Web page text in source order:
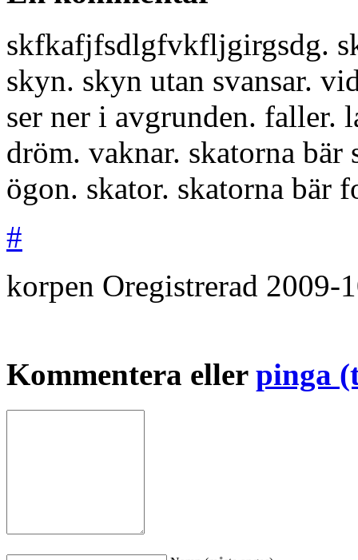
skfkafjfsdlgfvkfljgirgsdg.
skyn. skyn utan svansar.
ser ner i avgrunden. faller.
dröm. vaknar. skatorna bär
ögon. skator. skatorna bär
#
korpen Oregistrerad 2009-
Kommentera eller pinga